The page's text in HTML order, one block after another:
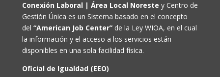
Conexión Laboral | Área Local Noreste y Centro de
Gestión Única es un Sistema basado en el concepto
del “American Job Center”de la Ley WIOA, en el cual
la información y el acceso a los servicios están
disponibles en una sola facilidad física.
Oficial de Igualdad (EEO)